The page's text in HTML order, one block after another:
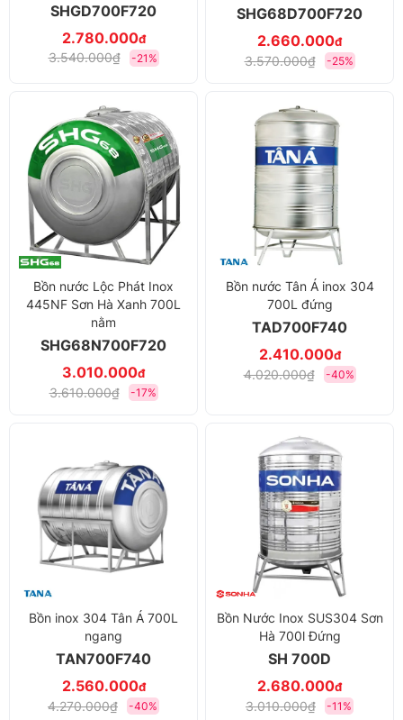
SHGD700F720
2.780.000đ
3.540.000₫ -21%
SHG68D700F720
2.660.000đ
3.570.000₫ -25%
Bồn nước Lộc Phát Inox
445NF Sơn Hà Xanh 700L
nằm
SHG68N700F720
3.010.000đ
3.610.000₫ -17%
Bồn nước Tân Á inox 304
700L đứng
TAD700F740
2.410.000đ
4.020.000₫ -40%
Bồn inox 304 Tân Á 700L
ngang
TAN700F740
2.560.000đ
4.270.000₫ -40%
Bồn Nước Inox SUS304 Sơn
Hà 700l Đứng
SH 700D
2.680.000đ
3.010.000₫ -11%